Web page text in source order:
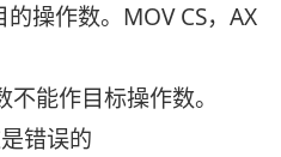
的操作数。MOV CS，AX
不能作目标操作数。
错误的